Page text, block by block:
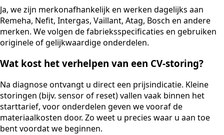
Ja, we zijn merkonafhankelijk en werken dagelijks aan
Remeha, Nefit, Intergas, Vaillant, Atag, Bosch en andere
merken. We volgen de fabrieksspecificaties en gebruiken
originele of gelijkwaardige onderdelen.
Wat kost het verhelpen van een CV-storing?
Na diagnose ontvangt u direct een prijsindicatie. Kleine
storingen (bijv. sensor of reset) vallen vaak binnen het
starttarief, voor onderdelen geven we vooraf de
materiaalkosten door. Zo weet u precies waar u aan toe
bent voordat we beginnen.